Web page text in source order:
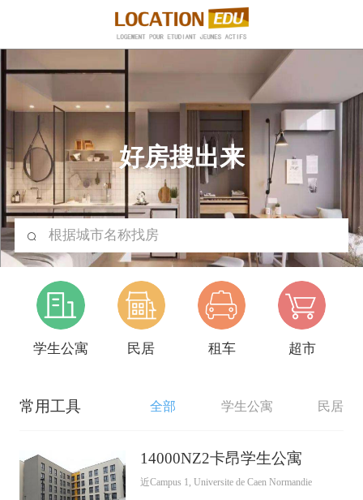
好房搜出来
根据城市名称找房
学生公寓 民居 租车 超市
常用工具 全部 学生公寓 民居
14000NZ2卡昂学生公寓
近Campus 1, Universite de Caen Normandie